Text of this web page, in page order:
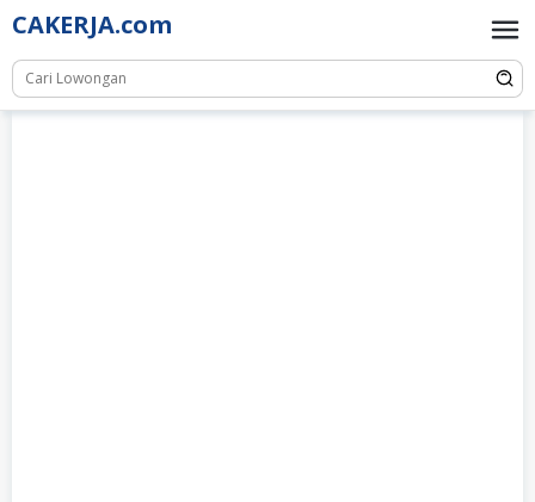
Skip
to
content
CAKERJA.com